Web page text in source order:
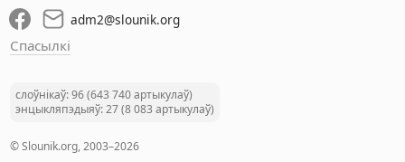
adm2@slounik.org
Спасылкі
слоўнікаў: 96 (643 740 артыкулаў)
энцыкляпэдыяў: 27 (8 083 артыкулаў)
© Slounik.org, 2003–2026